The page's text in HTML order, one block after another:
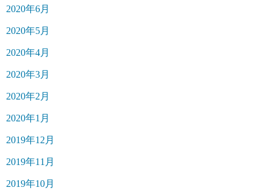
2020年6月
2020年5月
2020年4月
2020年3月
2020年2月
2020年1月
2019年12月
2019年11月
2019年10月